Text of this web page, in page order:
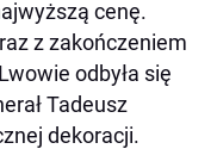
cenę.
z zakończeniem
odbyła się
Tadeusz
dekoracji.